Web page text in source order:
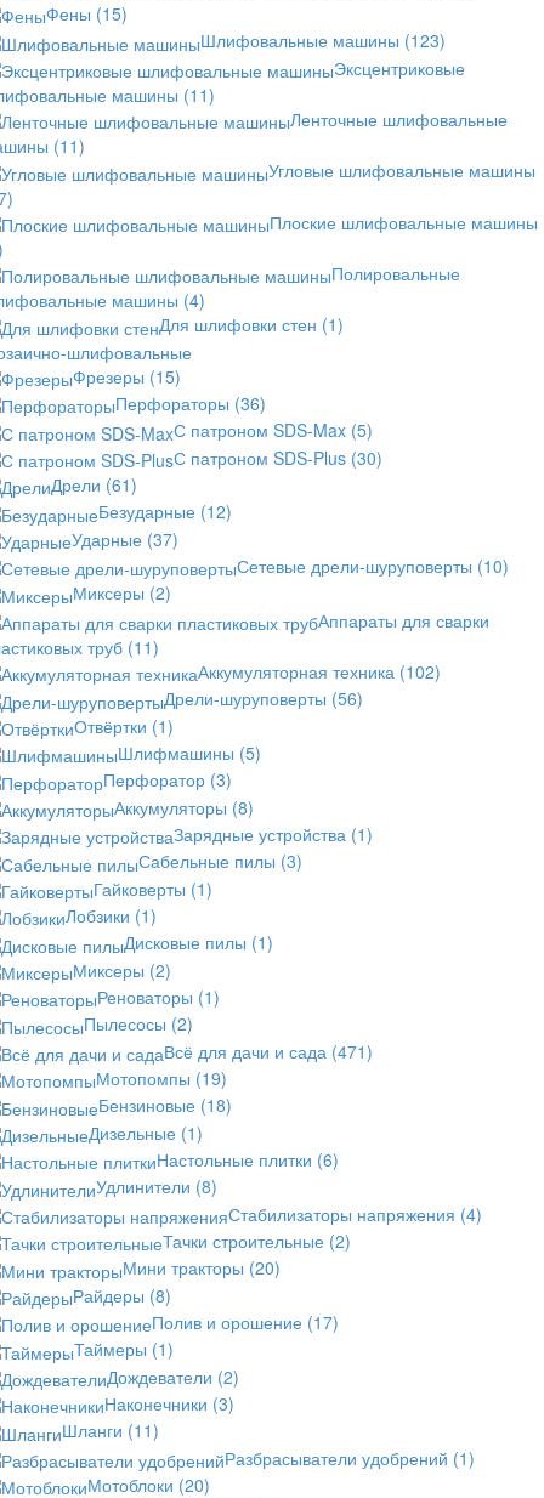
Фены (15)
Шлифовальные машины (123)
Эксцентриковые
машины (11)
Ленточные шлифовальные
(11)
Угловые шлифовальные машины
Плоские шлифовальные машины
Полировальные
машины (4)
Для шлифовки стен (1)
шлифовальные
Фрезеры (15)
Перфораторы (36)
С патроном SDS-Max (5)
С патроном SDS-Plus (30)
Дрели (61)
Безударные (12)
Ударные (37)
Сетевые дрели-шуруповерты (10)
Миксеры (2)
Аппараты для сварки
труб (11)
Аккумуляторная техника (102)
Дрели-шуруповерты (56)
Отвёртки (1)
Шлифмашины (5)
Перфоратор (3)
Аккумуляторы (8)
Зарядные устройства (1)
Сабельные пилы (3)
Гайковерты (1)
Лобзики (1)
Дисковые пилы (1)
Миксеры (2)
Реноваторы (1)
Пылесосы (2)
Всё для дачи и сада (471)
Мотопомпы (19)
Бензиновые (18)
Дизельные (1)
Настольные плитки (6)
Удлинители (8)
Стабилизаторы напряжения (4)
Тачки строительные (2)
Мини тракторы (20)
Райдеры (8)
Полив и орошение (17)
Таймеры (1)
Дождеватели (2)
Наконечники (3)
Шланги (11)
Разбрасыватели удобрений (1)
Мотоблоки (20)